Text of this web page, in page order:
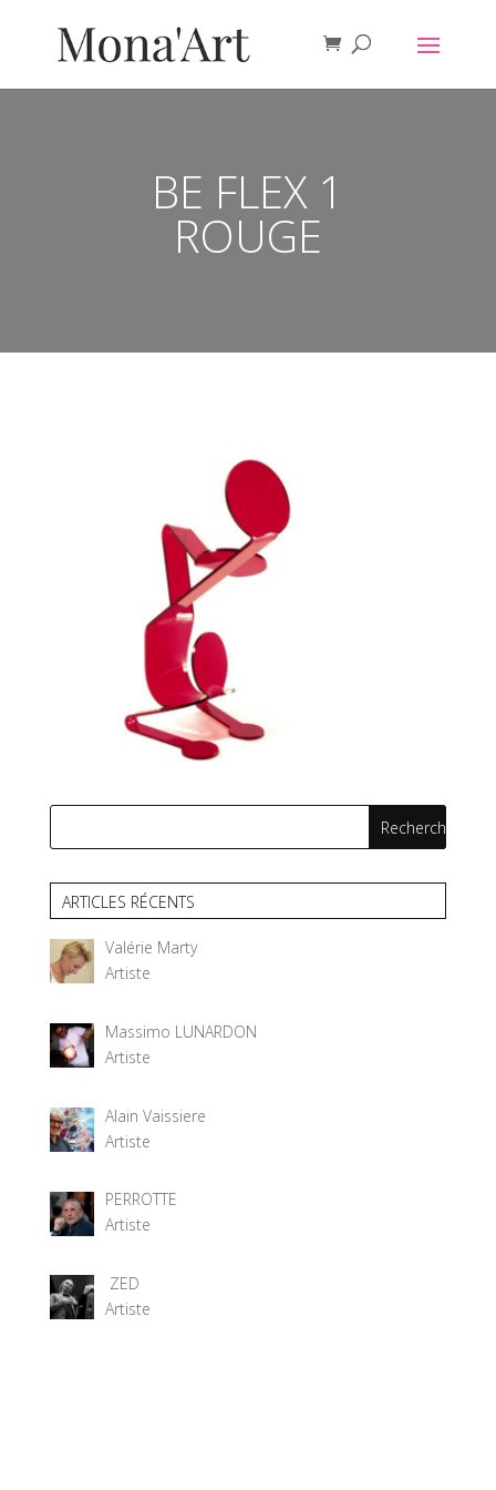
BE FLEX 1
ROUGE
ARTICLES RÉCENTS
Valérie Marty
Artiste
Massimo LUNARDON
Artiste
Alain Vaissiere
Artiste
PERROTTE
Artiste
ZED
Artiste